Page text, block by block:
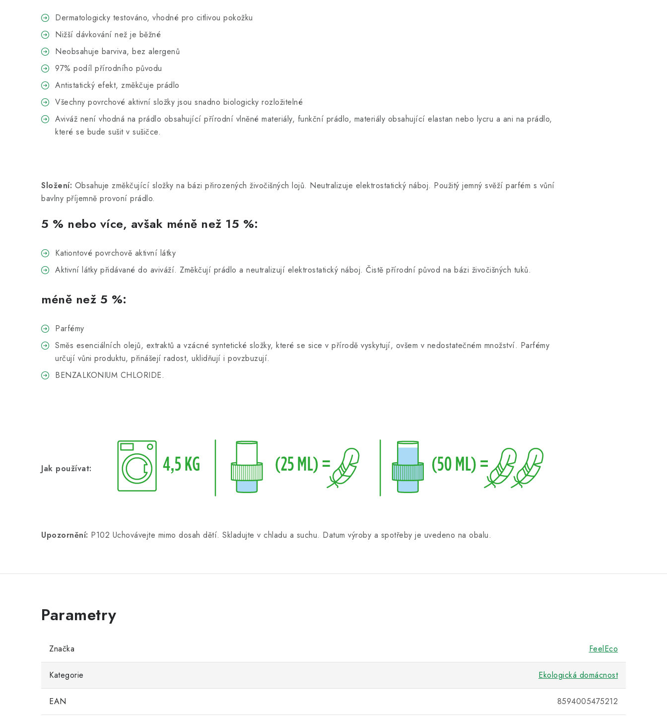
Dermatologicky testováno, vhodné pro citlivou pokožku
Nižší dávkování než je běžné
Neobsahuje barviva, bez alergenů
97% podíl přírodního původu
Antistatický efekt, změkčuje prádlo
Všechny povrchové aktivní složky jsou snadno biologicky rozložitelné
Aviváž není vhodná na prádlo obsahující přírodní vlněné materiály, funkční prádlo, materiály obsahující elastan nebo lycru a ani na prádlo,
které se bude sušit v sušičce.
Složení: Obsahuje změkčující složky na bázi přirozených živočišných lojů. Neutralizuje elektrostatický náboj. Použitý jemný svěží parfém s vůní
bavlny příjemně provoní prádlo.
5 % nebo více, avšak méně než 15 %:
Kationtové povrchově aktivní látky
Aktivní látky přidávané do aviváží. Změkčují prádlo a neutralizují elektrostatický náboj. Čistě přírodní původ na bázi živočišných tuků.
méně než 5 %:
Parfémy
Směs esenciálních olejů, extraktů a vzácné syntetické složky, které se sice v přírodě vyskytují, ovšem v nedostatečném množství. Parfémy
určují vůni produktu, přinášejí radost, uklidňují i povzbuzují.
BENZALKONIUM CHLORIDE.
Jak používat:
Upozornění: P102 Uchovávejte mimo dosah dětí. Skladujte v chladu a suchu. Datum výroby a spotřeby je uvedeno na obalu.
Značka FeelEco
Kategorie Ekologická domácnost
EAN 8594005475212